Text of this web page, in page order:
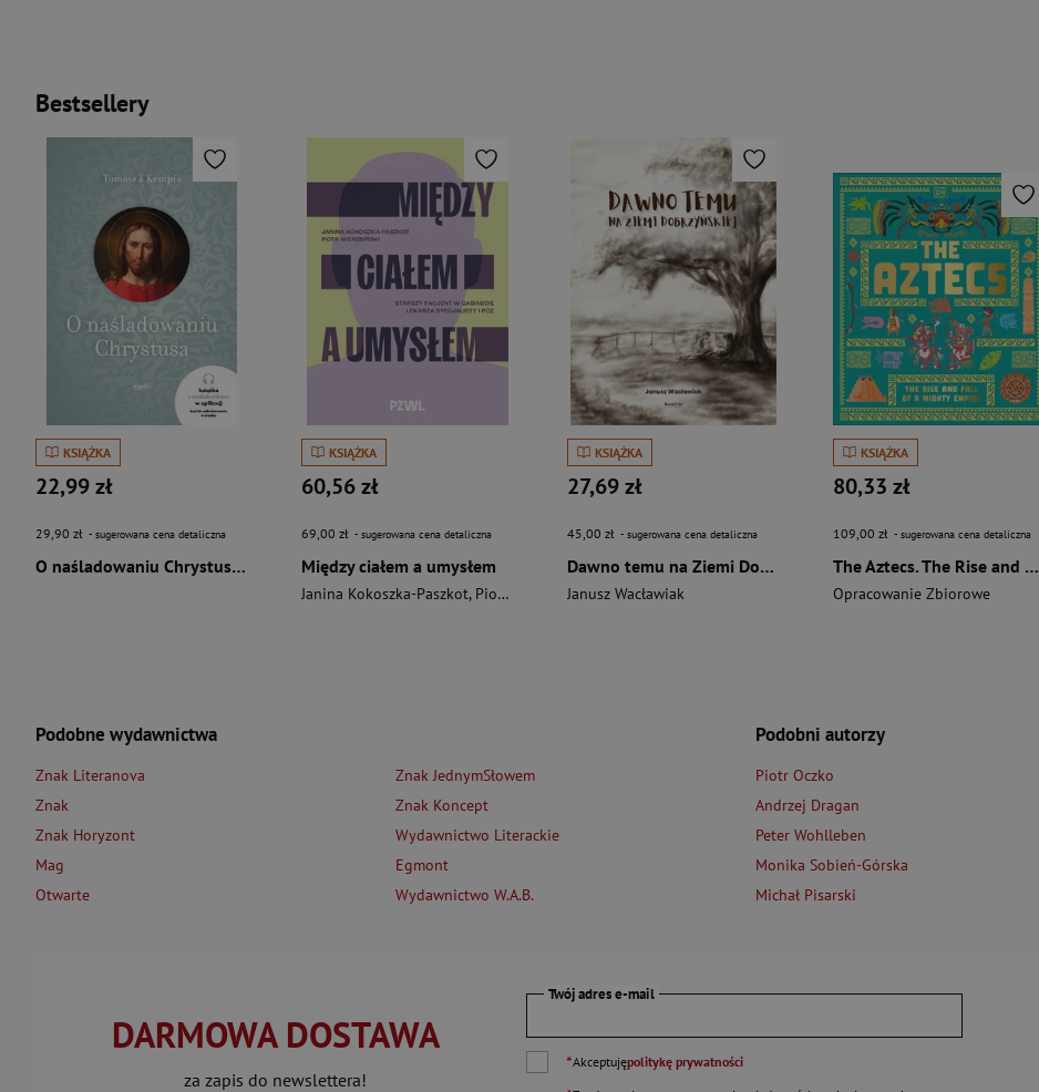
Bestsellery
KSIĄŻKA
22,99 zł
29,90 zł - sugerowana cena detaliczna
O naśladowaniu Chrystusa wyd. 2026
KSIĄŻKA
60,56 zł
69,00 zł - sugerowana cena detaliczna
Między ciałem a umysłem
Janina Kokoszka-Paszkot, Piotr Wierzbiński
KSIĄŻKA
27,69 zł
45,00 zł - sugerowana cena detaliczna
Dawno temu na Ziemi Dobrzyńskiej
Janusz Wacławiak
KSIĄŻKA
80,33 zł
109,00 zł - sugerowana cena detaliczna
The Aztecs. The Rise and Fall of a Mighty Empire
Opracowanie Zbiorowe
Podobne wydawnictwa
Znak Literanova
Znak
Znak Horyzont
Mag
Otwarte
Znak JednymSłowem
Znak Koncept
Wydawnictwo Literackie
Egmont
Wydawnictwo W.A.B.
Podobni autorzy
Piotr Oczko
Andrzej Dragan
Peter Wohlleben
Monika Sobień-Górska
Michał Pisarski
DARMOWA DOSTAWA
za zapis do newslettera!
Twój adres e-mail
*Akceptujępolitykę prywatności